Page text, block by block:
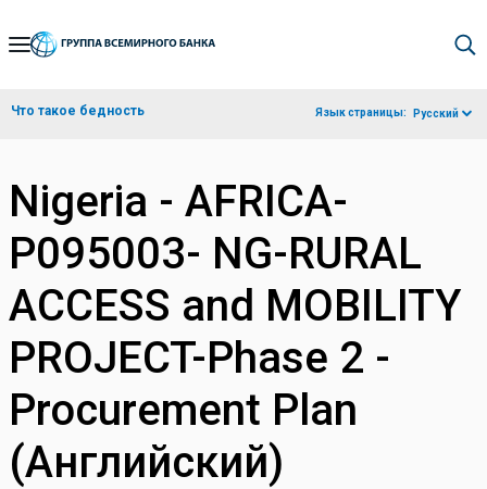
Skip
Navigation
Что такое бедность Язык страницы: Русский
Nigeria - AFRICA-
P095003- NG-RURAL
ACCESS and MOBILITY
PROJECT-Phase 2 -
Procurement Plan
(Английский)